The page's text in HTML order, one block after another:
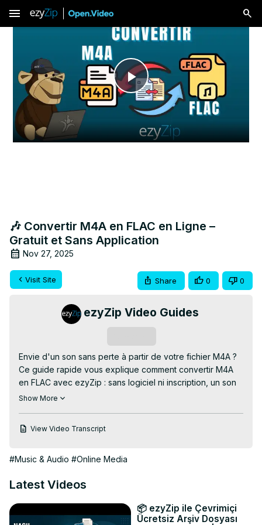
menu
Play
Video
🎶 Convertir M4A en FLAC en Ligne –
Gratuit et Sans Application
Nov 27, 2025
Visit Site Share 0 0
ezyZip Video Guides
Envie d'un son sans perte à partir de votre fichier M4A ?
Ce guide rapide vous explique comment convertir M4A
en FLAC avec ezyZip : sans logiciel ni inscription, un son
propre directement dans votre navigateur !
🔧 Processus simple en 3 étapes :
ou glissez-déposez votre fichier audio sur ezyZip.
de la conversion.
télécharger le son haute qualité sur votre appareil.
Show More
View Video Transcript
#Music & Audio #Online Media
Latest Videos
📦 ezyZip ile Çevrimiçi
Ücretsiz Arşiv Dosyası